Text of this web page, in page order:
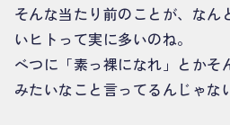
そんな当たり前のことが、なん
いヒトって実に多いのね。
べつに「素っ裸になれ」とかそ
みたいなこと言ってるんじゃな